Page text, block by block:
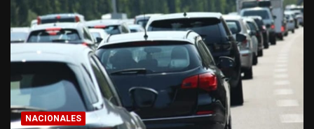
NACIONALES